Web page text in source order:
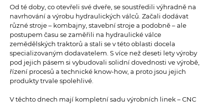
Od té doby, co otevřeli své dveře, se soustředili výhradně na
navrhování a výrobu hydraulických válců. Začali dodávat
různé stroje – kombajny, stavební stroje a podobně – ale
postupem času se zaměřili na hydraulické válce
zemědělských traktorů a stali se v této oblasti docela
specializovaným dodavatelem. S více než deseti lety výroby
pod jejich pásem si vybudovali solidní dovednosti ve výrobě,
řízení procesů a technické know-how, a proto jsou jejich
produkty trvale spolehlivé.
V těchto dnech mají kompletní sadu výrobních linek – CNC